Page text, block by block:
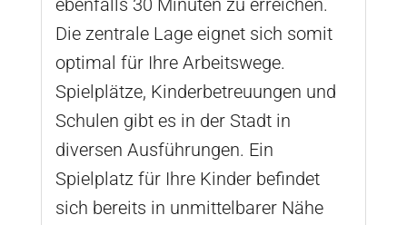
ebenfalls 30 Minuten zu erreichen.
Die zentrale Lage eignet sich somit
optimal für Ihre Arbeitswege.
Spielplätze, Kinderbetreuungen und
Schulen gibt es in der Stadt in
diversen Ausführungen. Ein
Spielplatz für Ihre Kinder befindet
sich bereits in unmittelbarer Nähe